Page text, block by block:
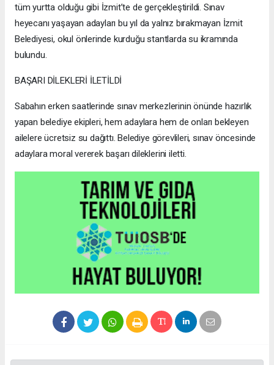
tüm yurtta olduğu gibi İzmit’te de gerçekleştirildi. Sınav
heyecanı yaşayan adayları bu yıl da yalnız bırakmayan İzmit
Belediyesi, okul önlerinde kurduğu stantlarda su ikramında
bulundu.
BAŞARI DİLEKLERİ İLETİLDİ
Sabahın erken saatlerinde sınav merkezlerinin önünde hazırlık
yapan belediye ekipleri, hem adaylara hem de onları bekleyen
ailelere ücretsiz su dağıttı. Belediye görevlileri, sınav öncesinde
adaylara moral vererek başarı dileklerini iletti.